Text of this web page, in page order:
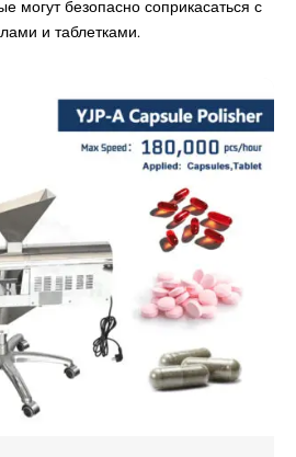
могут безопасно соприкасаться с
и таблетками.